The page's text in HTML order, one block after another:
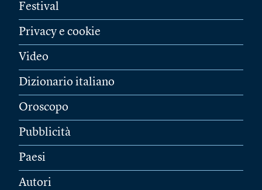
Festival
Privacy e cookie
Video
Dizionario italiano
Oroscopo
Pubblicità
Paesi
Autori